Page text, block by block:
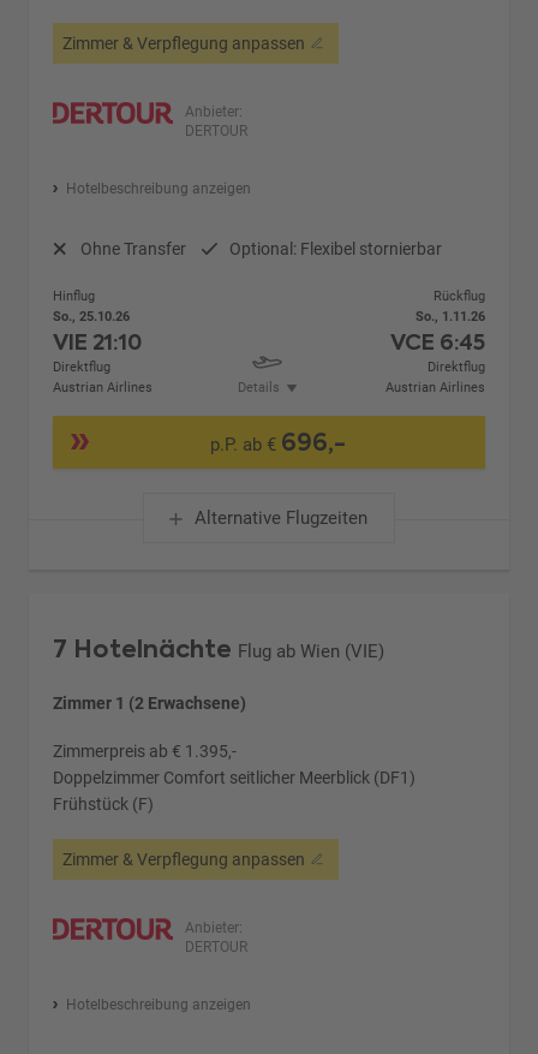
Zimmer & Verpflegung anpassen
Anbieter:
DERTOUR
Hotelbeschreibung anzeigen
Ohne Transfer Optional: Flexibel stornierbar
Hinflug
So., 25.10.26
VIE 21:10
Direktflug
Austrian Airlines
Details
Rückflug
So., 1.11.26
VCE 6:45
Direktflug
Austrian Airlines
p.P. ab € 696,-
Alternative Flugzeiten
7 Hotelnächte Flug ab Wien (VIE)
Zimmer 1 (2 Erwachsene)
Zimmerpreis ab € 1.395,-
Doppelzimmer Comfort seitlicher Meerblick (DF1)
Frühstück (F)
Zimmer & Verpflegung anpassen
Anbieter:
DERTOUR
Hotelbeschreibung anzeigen